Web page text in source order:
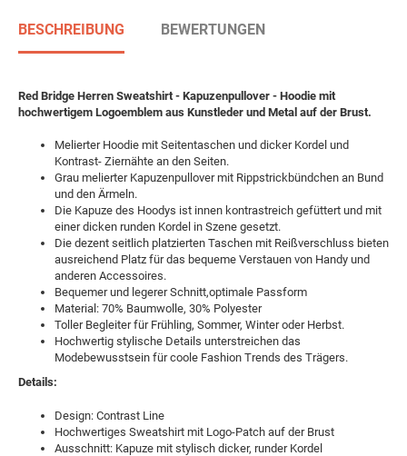
BESCHREIBUNG BEWERTUNGEN
Red Bridge Herren Sweatshirt - Kapuzenpullover - Hoodie mit
hochwertigem Logoemblem aus Kunstleder und Metal auf der Brust.
Melierter Hoodie mit Seitentaschen und dicker Kordel und
Kontrast- Ziernähte an den Seiten.
Grau melierter Kapuzenpullover mit Rippstrickbündchen an Bund
und den Ärmeln.
Die Kapuze des Hoodys ist innen kontrastreich gefüttert und mit
einer dicken runden Kordel in Szene gesetzt.
Die dezent seitlich platzierten Taschen mit Reißverschluss bieten
ausreichend Platz für das bequeme Verstauen von Handy und
anderen Accessoires.
Bequemer und legerer Schnitt,optimale Passform
Material: 70% Baumwolle, 30% Polyester
Toller Begleiter für Frühling, Sommer, Winter oder Herbst.
Hochwertig stylische Details unterstreichen das
Modebewusstsein für coole Fashion Trends des Trägers.
Details:
Design: Contrast Line
Hochwertiges Sweatshirt mit Logo-Patch auf der Brust
Ausschnitt: Kapuze mit stylisch dicker, runder Kordel